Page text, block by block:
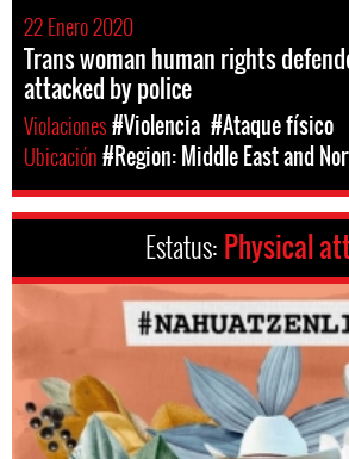
22 Enero 2020
Trans woman human rights
attacked by police
Violaciones#Violencia #Ataque físico
Ubicación#Region: Middle East and
Estatus: Physical